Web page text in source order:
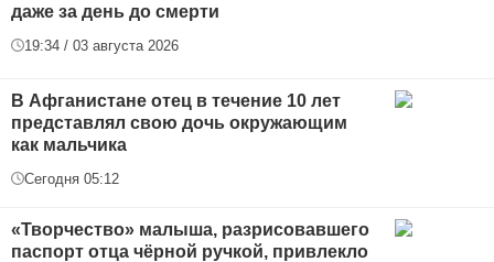
даже за день до смерти
19:34 / 03 августа 2026
В Афганистане отец в течение 10 лет
представлял свою дочь окружающим
как мальчика
Сегодня 05:12
«Творчество» малыша, разрисовавшего
паспорт отца чёрной ручкой, привлекло